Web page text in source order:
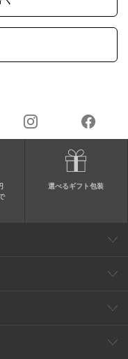
選べるギフト包装